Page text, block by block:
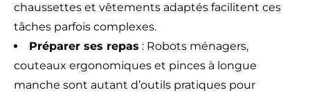
chaussettes et vêtements adaptés facilitent ces
tâches parfois complexes.
Préparer ses repas : Robots ménagers,
couteaux ergonomiques et pinces à longue
manche sont autant d’outils pratiques pour